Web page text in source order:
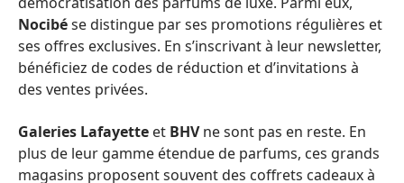
Nocibése distingue par ses promotions régulières et
ses offres exclusives. En s’inscrivant à leur newsletter,
bénéficiez de codes de réduction et d’invitations à
des ventes privées.
Galeries Lafayette et BHVne sont pas en reste. En
plus de leur gamme étendue de parfums, ces grands
magasins proposent souvent des coffrets cadeaux à